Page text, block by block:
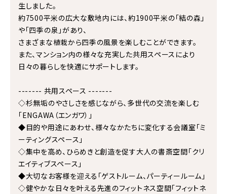
生しました。
約7500平米の広大な敷地内には、約1900平米の「結の森」
や「四季の泉」があり、
さまざまな植栽から四季の風景を楽しむことができます。
また、マンション内の様々な充実した共用スペースにより
日々の暮らしを快適にサポートします。
------- 共用スペース -------
◇杉無垢のやさしさを感じながら、多世代の交流を楽しむ
「ENGAWA（エンガワ）」
◆目的や用途にあわせ、様々なかたちに変化する会議室「ミ
ーティングスペース」
◇集中を高め、ひらめきと創造を促す大人の書斎空間「クリ
エイティブスペース」
◆大切なお客様を迎える「ゲストルーム、パーティールーム」
◇健やかな日々を叶える先進のフィットネス空間「フィットネ